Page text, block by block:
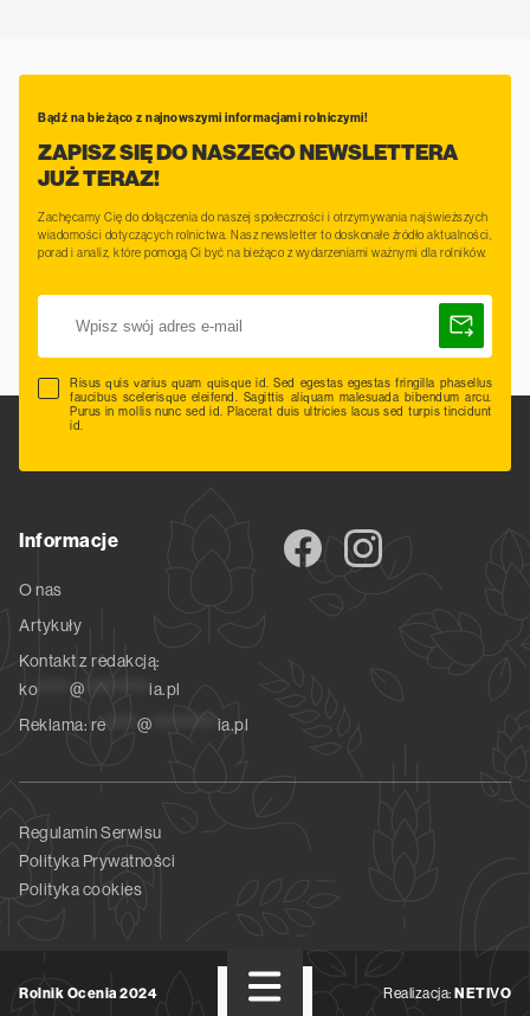
Bądź na bieżąco z najnowszymi informacjami rolniczymi!
ZAPISZ SIĘ DO NASZEGO NEWSLETTERA
JUŻ TERAZ!
Zachęcamy Cię do dołączenia do naszej społeczności i otrzymywania najświeższych
wiadomości dotyczących rolnictwa. Nasz newsletter to doskonałe źródło aktualności,
porad i analiz, które pomogą Ci być na bieżąco z wydarzeniami ważnymi dla rolników.
Risus quis varius quam quisque id. Sed egestas egestas fringilla phasellus
faucibus scelerisque eleifend. Sagittis aliquam malesuada bibendum arcu.
Purus in mollis nunc sed id. Placerat duis ultricies lacus sed turpis tincidunt
id.
Informacje
O nas
Artykuły
Kontakt z redakcją:
ko***** @ ********** ia.pl
Reklama: re***** @ ********** ia.pl
Regulamin Serwisu
Polityka Prywatności
Polityka cookies
Rolnik Ocenia 2024 Realizacja: NETIVO